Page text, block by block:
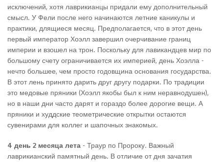
исключений, хотя лаврикианцы придали ему дополнительный
смысл. У Фели после него начинаются летние каникулы и
практики, длящиеся месяц. Предполагается, что в этот день
первый император Хоэлл завершил очерчивание границ
империи и взошел на трон. Поскольку для лавикандцев мир по
большому счету ограничивается их империей, день Хоэлла -
нечто большее, чем просто годовщина основания государства.
В этот лень принято дарить друг другу подарки. По традиции
это медовые пряники (Хоэлл якобы был к ним неравнодушен),
но в наши дни часто дарят и гораздо более дорогие вещи. А
пряники и худдские теометрические открытки остаются
сувенирами для коллег и шапочных знакомых.
4 день 2 месяца лета - Траур по Пророку. Важный
лаврикианский памятный день. В отличие от дня зачатия